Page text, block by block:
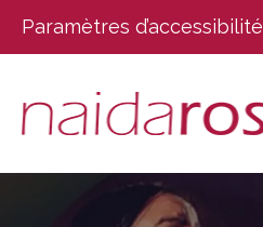
Paramètres d’accessibilité